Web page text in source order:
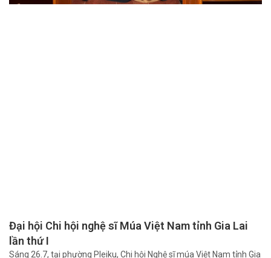
Đại hội Chi hội nghệ sĩ Múa Việt Nam tỉnh Gia Lai
lần thứ I
Sáng 26.7, tại phường Pleiku, Chi hội Nghệ sĩ múa Việt Nam tỉnh Gia